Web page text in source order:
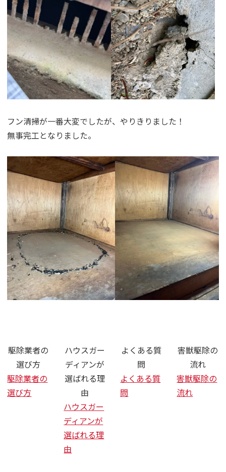
フン清掃が一番大変でしたが、やりきりました！
無事完工となりました。
駆除業者の
選び方
駆除業者の
選び方
ハウスガー
ディアンが
選ばれる理
由
ハウスガー
ディアンが
選ばれる理
由
よくある質
問
よくある質
問
害獣駆除の
流れ
害獣駆除の
流れ